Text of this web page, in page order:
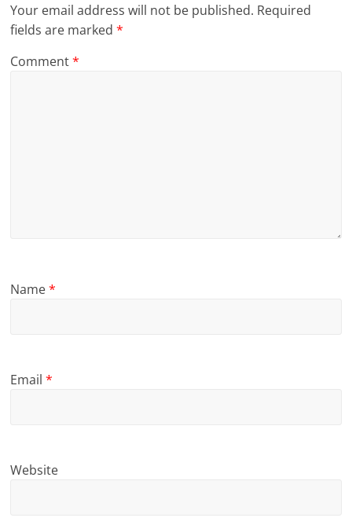
Your email address will not be published. Required
fields are marked*
Comment*
Name*
Email*
Website